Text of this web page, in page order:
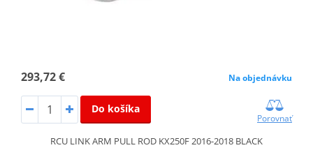
293,72 € Na objednávku
Do košíka
Porovnať
RCU LINK ARM PULL ROD KX250F 2016-2018 BLACK